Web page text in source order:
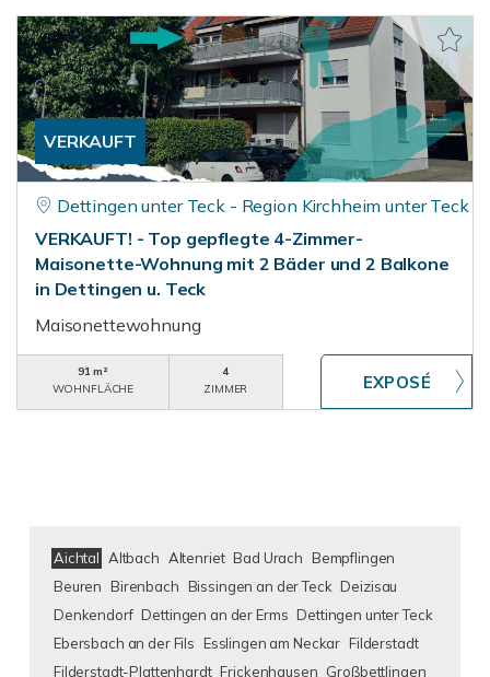
VERKAUFT
Dettingen unter Teck - Region Kirchheim unter Teck
VERKAUFT! - Top gepflegte 4-Zimmer-
Maisonette-Wohnung mit 2 Bäder und 2 Balkone
in Dettingen u. Teck
Maisonettewohnung
91 m²
WOHNFLÄCHE
4
ZIMMER
Aichtal Altbach Altenriet Bad Urach
Bempflingen
Beuren
Birenbach Bissingen an der Teck Deizisau
Denkendorf Dettingen an der Erms Dettingen unter Teck
Ebersbach an der Fils
Esslingen am Neckar Filderstadt
Filderstadt-Plattenhardt Frickenhausen Großbettlingen